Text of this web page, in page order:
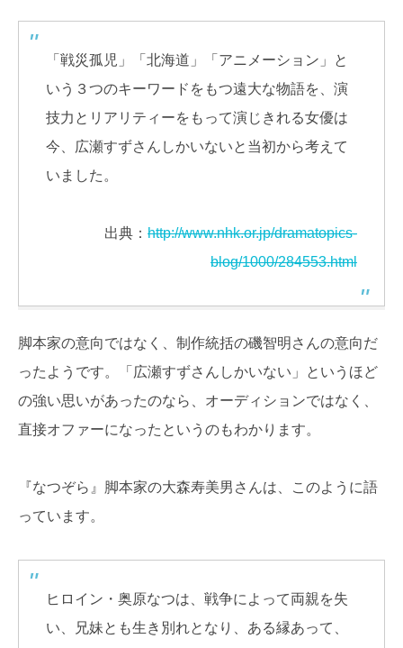
「戦災孤児」「北海道」「アニメーション」と
いう３つのキーワードをもつ遠大な物語を、演
技力とリアリティーをもって演じきれる女優は
今、広瀬すずさんしかいないと当初から考えて
いました。
出典： http://www.nhk.or.jp/dramatopics-
blog/1000/284553.html
脚本家の意向ではなく、制作統括の磯智明さんの意向だ
ったようです。「広瀬すずさんしかいない」というほど
の強い思いがあったのなら、オーディションではなく、
直接オファーになったというのもわかります。
『なつぞら』脚本家の大森寿美男さんは、このように語
っています。
ヒロイン・奥原なつは、戦争によって両親を失
い、兄妹とも生き別れとなり、ある縁あって、